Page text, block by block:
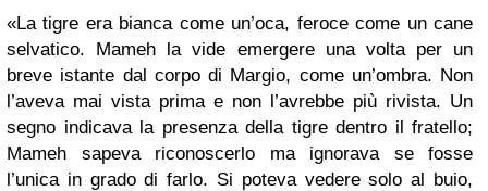
«La tigre era bianca come un’oca, feroce come un cane
selvatico. Mameh la vide emergere una volta per un
breve istante dal corpo di Margio, come un’ombra. Non
l’aveva mai vista prima e non l’avrebbe più rivista. Un
segno indicava la presenza della tigre dentro il fratello;
Mameh sapeva riconoscerlo ma ignorava se fosse
l’unica in grado di farlo. Si poteva vedere solo al buio,